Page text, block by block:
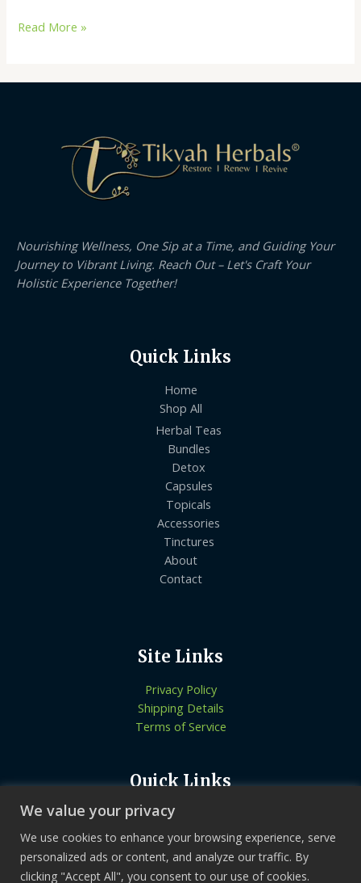
We value your privacy
We use cookies to enhance your browsing experience, serve
personalized ads or content, and analyze our traffic. By
clicking "Accept All", you consent to our use of cookies.
Read More »
Nourishing Wellness, One Sip at a Time, and Guiding Your
Journey to Vibrant Living. Reach Out – Let's Craft Your
Holistic Experience Together!
Quick Links
Home
Shop All
Herbal Teas
Bundles
Detox
Capsules
Topicals
Accessories
Tinctures
About
Contact
Site Links
Privacy Policy
Shipping Details
Terms of Service
Quick Links
Know More About Us
Let’s Connect
Locate Stores